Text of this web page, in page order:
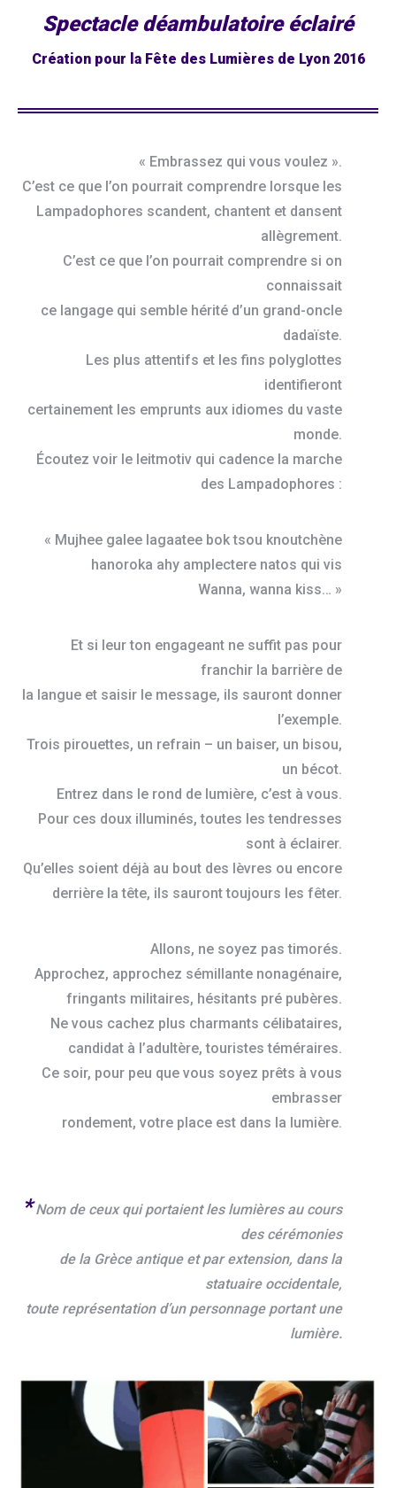
Spectacle déambulatoire éclairé
Création pour la Fête des Lumières de Lyon 2016
« Embrassez qui vous voulez ».
C’est ce que l’on pourrait comprendre lorsque les
Lampadophores scandent, chantent et dansent
allègrement.
C’est ce que l’on pourrait comprendre si on
connaissait
ce langage qui semble hérité d’un grand-oncle
dadaïste.
Les plus attentifs et les fins polyglottes
identifieront
certainement les emprunts aux idiomes du vaste
monde.
Écoutez voir le leitmotiv qui cadence la marche
des Lampadophores :
« Mujhee galee lagaatee bok tsou knoutchène
hanoroka ahy amplectere natos qui vis
Wanna, wanna kiss… »
Et si leur ton engageant ne suffit pas pour
franchir la barrière de
la langue et saisir le message, ils sauront donner
l’exemple.
Trois pirouettes, un refrain – un baiser, un bisou,
un bécot.
Entrez dans le rond de lumière, c’est à vous.
Pour ces doux illuminés, toutes les tendresses
sont à éclairer.
Qu’elles soient déjà au bout des lèvres ou encore
derrière la tête, ils sauront toujours les fêter.
Allons, ne soyez pas timorés.
Approchez, approchez sémillante nonagénaire,
fringants militaires, hésitants pré pubères.
Ne vous cachez plus charmants célibataires,
candidat à l’adultère, touristes téméraires.
Ce soir, pour peu que vous soyez prêts à vous
embrasser
rondement, votre place est dans la lumière.
*Nom de ceux qui portaient les lumières au cours
des cérémonies
de la Grèce antique et par extension, dans la
statuaire occidentale,
toute représentation d’un personnage portant une
lumière.